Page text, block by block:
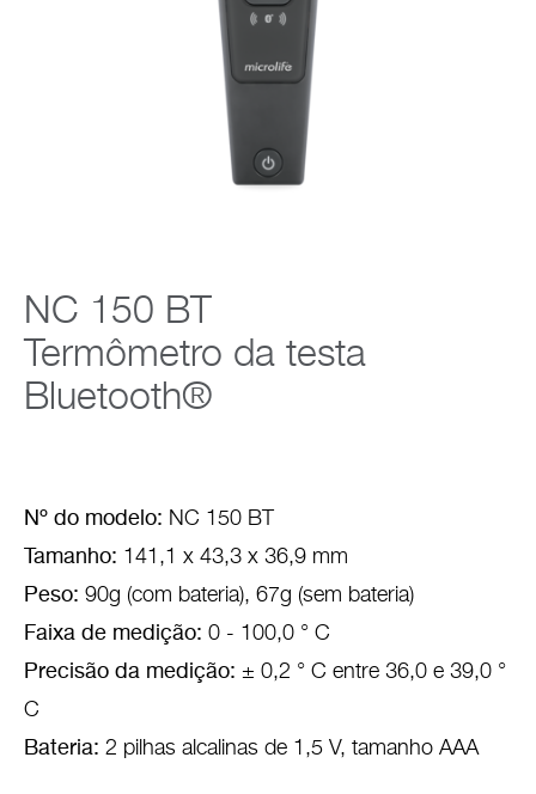
NC 150 BT
Termômetro da testa
Bluetooth®
Nº do modelo: NC 150 BT
Tamanho: 141,1 x 43,3 x 36,9 mm
Peso: 90g (com bateria), 67g (sem bateria)
Faixa de medição: 0 - 100,0 ° C
Precisão da medição: ± 0,2 ° C entre 36,0 e 39,0 °
C
Bateria: 2 pilhas alcalinas de 1,5 V, tamanho AAA